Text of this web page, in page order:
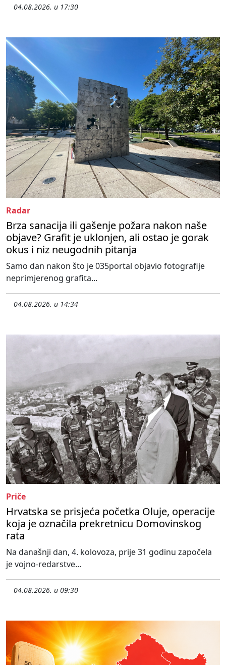
04.08.2026. u 17:30
Radar
Brza sanacija ili gašenje požara nakon naše
objave? Grafit je uklonjen, ali ostao je gorak
okus i niz neugodnih pitanja
Samo dan nakon što je 035portal objavio fotografije
neprimjerenog grafita...
04.08.2026. u 14:34
Priče
Hrvatska se prisjeća početka Oluje, operacije
koja je označila prekretnicu Domovinskog
rata
Na današnji dan, 4. kolovoza, prije 31 godinu započela
je vojno-redarstve...
04.08.2026. u 09:30